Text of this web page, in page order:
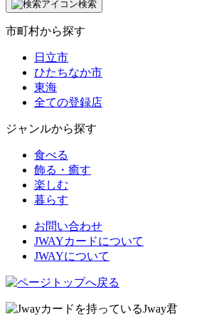
検索
市町村から探す
日立市
ひたちなか市
東海
全ての登録店
ジャンルから探す
食べる
飾る・癒す
楽しむ
暮らす
お問い合わせ
JWAYカードについて
JWAYについて